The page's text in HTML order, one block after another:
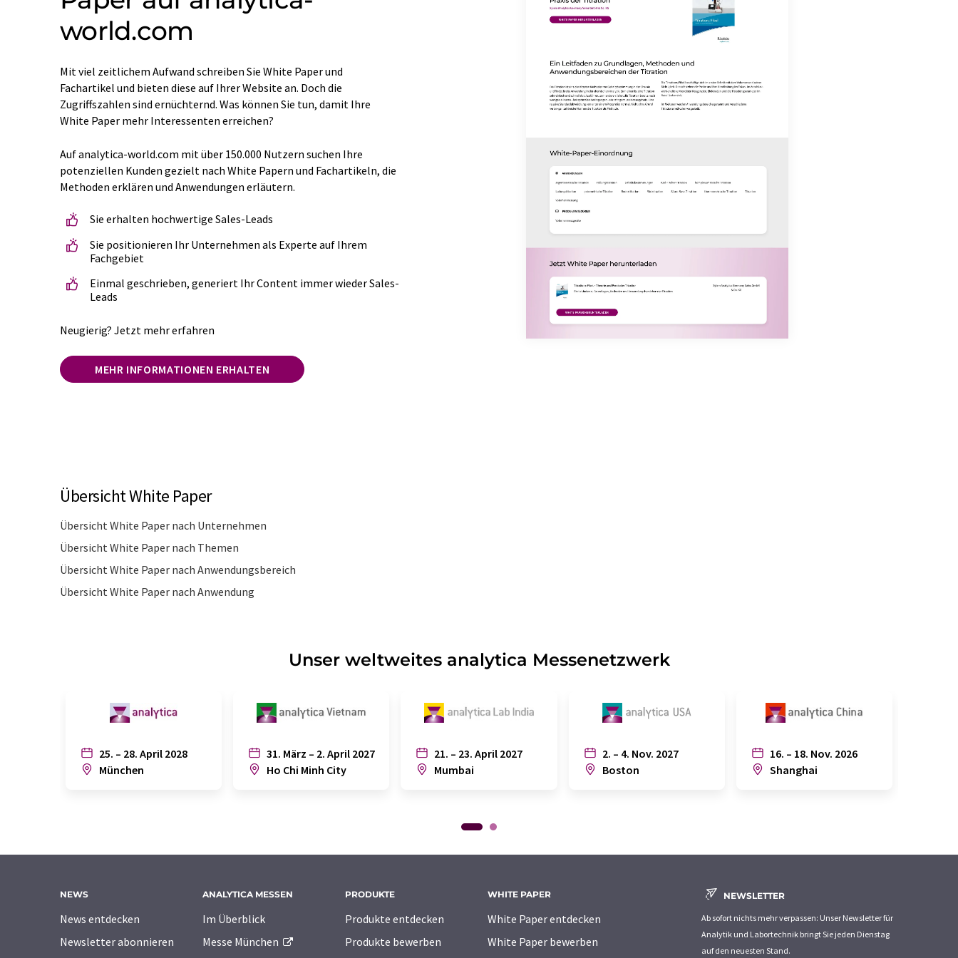
world.com
Mit viel zeitlichem Aufwand schreiben Sie White Paper und
Fachartikel und bieten diese auf Ihrer Website an. Doch die
Zugriffszahlen sind ernüchternd. Was können Sie tun, damit Ihre
White Paper mehr Interessenten erreichen?
Auf analytica-world.com mit über 150.000 Nutzern suchen Ihre
potenziellen Kunden gezielt nach White Papern und Fachartikeln, die
Methoden erklären und Anwendungen erläutern.
Sie erhalten hochwertige Sales-Leads
Sie positionieren Ihr Unternehmen als Experte auf Ihrem
Fachgebiet
Einmal geschrieben, generiert Ihr Content immer wieder Sales-
Leads
Neugierig? Jetzt mehr erfahren
MEHR INFORMATIONEN ERHALTEN
Übersicht White Paper
Übersicht White Paper nach Unternehmen
Übersicht White Paper nach Themen
Übersicht White Paper nach Anwendungsbereich
Übersicht White Paper nach Anwendung
Unser weltweites analytica Messenetzwerk
25. – 28. April 2028
München
31. März – 2. April 2027
Ho Chi Minh City
21. – 23. April 2027
Mumbai
2. – 4. Nov. 2027
Boston
16. – 18. Nov. 2026
Shanghai
NEWS
News entdecken
Newsletter abonnieren
ANALYTICA MESSEN
Im Überblick
Messe München
PRODUKTE
Produkte entdecken
Produkte bewerben
WHITE PAPER
White Paper entdecken
White Paper bewerben
NEWSLETTER
Ab sofort nichts mehr verpassen: Unser Newsletter für
Analytik und Labortechnik bringt Sie jeden Dienstag
auf den neuesten Stand.